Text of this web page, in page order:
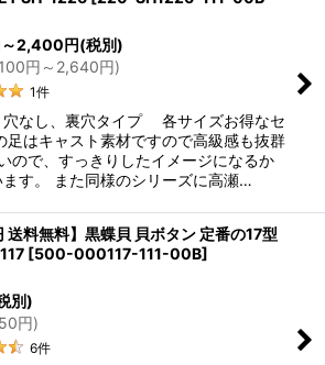
～2,400円(税別)
円 ～2,640円)
1件
穴なし、裏穴タイプ 各サイズお得なセ
足はキャスト素材ですので高級感も抜群
ので、すっきりしたイメージになるか
ます。 また同様のシリーズに高瀬…
送料無料】黒蝶貝 貝ボタン 定番の17型
[500-000117-111-00B]
別)
円)
6件